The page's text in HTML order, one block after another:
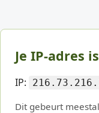
Je IP-adres
IP:
Dit gebeurt